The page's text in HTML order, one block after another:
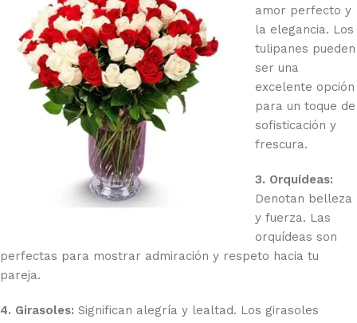
amor perfecto y
la elegancia. Los
tulipanes pueden
ser una
excelente opción
para un toque de
sofisticación y
frescura.
3. Orquídeas:
Denotan belleza
y fuerza. Las
orquídeas son
perfectas para mostrar admiración y respeto hacia tu
pareja.
4. Girasoles: Significan alegría y lealtad. Los girasoles